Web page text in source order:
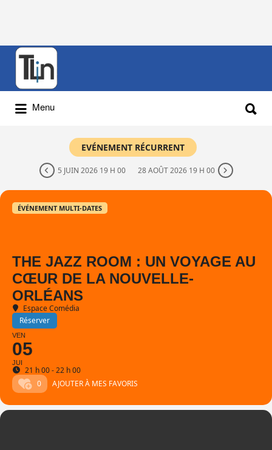
Rechercher
Menu
EVÉNEMENT RÉCURRENT
5 JUIN 2026 19 H 00 28 AOÛT 2026 19 H 00
ÉVÉNEMENT MULTI-DATES
THE JAZZ ROOM : UN VOYAGE AU
CŒUR DE LA NOUVELLE-
ORLÉANS
Espace Comédia
Réserver
VEN
05
JUI
21 h 00 - 22 h 00
0
AJOUTER À MES FAVORIS